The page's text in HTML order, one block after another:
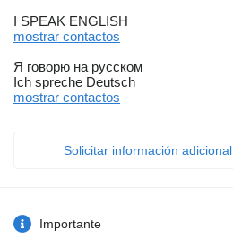
I SPEAK ENGLISH
mostrar contactos
Я говорю на русском
Ich spreche Deutsch
mostrar contactos
Solicitar información adicional
Importante